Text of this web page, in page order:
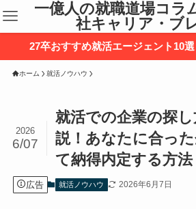
一億人の就職道場コラ
社キャリア・ブ
27卒おすすめ就活エージェント10
ホーム 就活ノウハウ
就活での企業の探
説！あなたに合っ
て納得内定する方法
2026
6/07
広告 就活ノウハウ 2026年6月7日